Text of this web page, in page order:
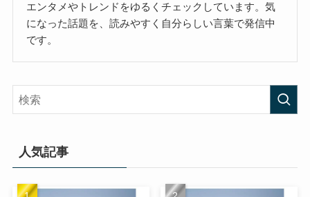
エンタメやトレンドをゆるくチェックしています。気
になった話題を、読みやすく自分らしい言葉で発信中
です。
人気記事